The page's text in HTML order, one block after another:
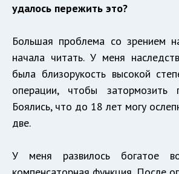
удалось пережить это?
Большая проблема со зрением
начала читать. У меня
была близорукость высокой
операции, чтобы затормозить
Боялись, что до 18 лет могу
две.
У меня развилось богатое